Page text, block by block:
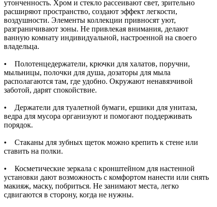
утонченность. Хром и стекло рассеивают свет, зрительно
расширяют пространство, создают эффект легкости,
воздушности. Элементы коллекции привносят уют,
разграничивают зоны. Не привлекая внимания, делают
ванную комнату индивидуальной, настроенной на своего
владельца.
• Полотенцедержатели, крючки для халатов, поручни,
мыльницы, полочки для душа, дозаторы для мыла
располагаются там, где удобно. Окружают ненавязчивой
заботой, дарят спокойствие.
• Держатели для туалетной бумаги, ершики для унитаза,
ведра для мусора организуют и помогают поддерживать
порядок.
• Стаканы для зубных щеток можно крепить к стене или
ставить на полки.
• Косметические зеркала с кронштейном для настенной
установки дают возможность с комфортом нанести или снять
макияж, маску, побриться. Не занимают места, легко
сдвигаются в сторону, когда не нужны.